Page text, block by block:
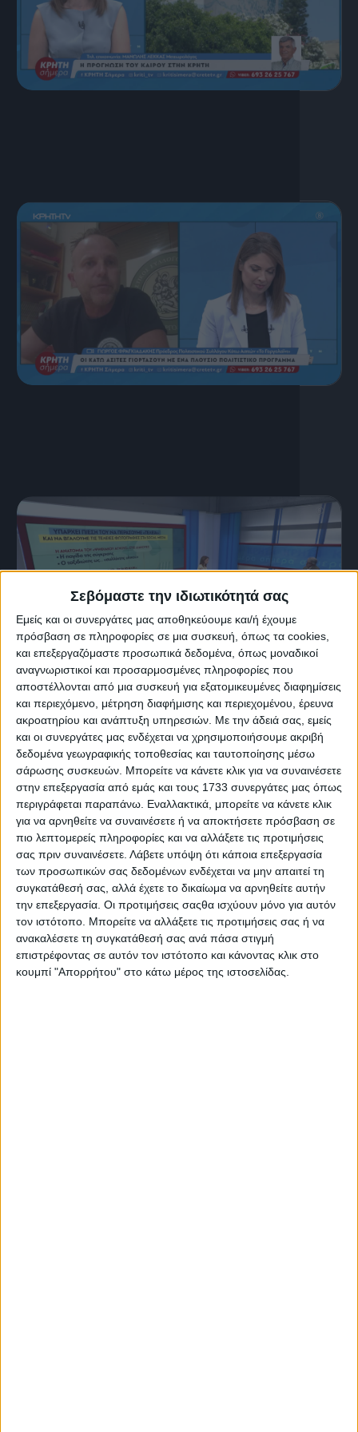
Σεβόμαστε την ιδιωτικότητά σας
Εμείς και οι συνεργάτες μας αποθηκεύουμε και/ή έχουμε
πρόσβαση σε πληροφορίες σε μια συσκευή, όπως τα cookies,
και επεξεργαζόμαστε προσωπικά δεδομένα, όπως μοναδικοί
αναγνωριστικοί και προσαρμοσμένες πληροφορίες που
αποστέλλονται από μια συσκευή για εξατομικευμένες διαφημίσεις
και περιεχόμενο, μέτρηση διαφήμισης και περιεχομένου, έρευνα
ακροατηρίου και ανάπτυξη υπηρεσιών. Με την άδειά σας, εμείς
και οι συνεργάτες μας ενδέχεται να χρησιμοποιήσουμε ακριβή
δεδομένα γεωγραφικής τοποθεσίας και ταυτοποίησης μέσω
σάρωσης συσκευών. Μπορείτε να κάνετε κλικ για να συναινέσετε
στην επεξεργασία από εμάς και τους 1733 συνεργάτες μας όπως
περιγράφεται παραπάνω. Εναλλακτικά, μπορείτε να κάνετε κλικ
για να αρνηθείτε να συναινέσετε ή να αποκτήσετε πρόσβαση σε
πιο λεπτομερείς πληροφορίες και να αλλάξετε τις προτιμήσεις
σας πριν συναινέσετε. Λάβετε υπόψη ότι κάποια επεξεργασία
των προσωπικών σας δεδομένων ενδέχεται να μην απαιτεί τη
συγκατάθεσή σας, αλλά έχετε το δικαίωμα να αρνηθείτε αυτήν
την επεξεργασία. Οι προτιμήσεις σαςθα ισχύουν μόνο για αυτόν
τον ιστότοπο. Μπορείτε να αλλάξετε τις προτιμήσεις σας ή να
ανακαλέσετε τη συγκατάθεσή σας ανά πάσα στιγμή
επιστρέφοντας σε αυτόν τον ιστότοπο και κάνοντας κλικ στο
κουμπί "Απορρήτου" στο κάτω μέρος της ιστοσελίδας.
15 Ιουλίου, 2026
ΚΡΗΤΗ ΣΗΜΕΡΑ 15.07.2026